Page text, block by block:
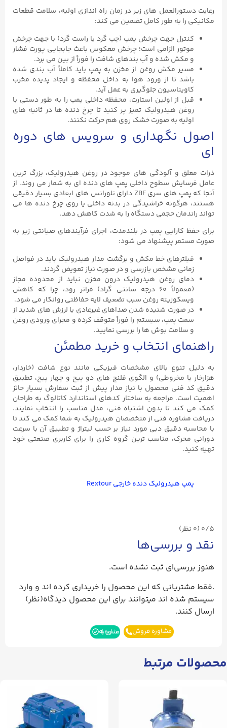
رعایت دستورالعمل ‌های زیر در زمان راه ‌اندازی اولیه، سلامت قطعات
مکانیکی را به طور کامل تضمین می ‌کند:
کنترل جهت چرخش پمپ (چپ ‌گرد یا راست ‌گرد) با جهت چرخش
موتور الزامی است؛ چرخش معکوس باعث جابجایی پورت فشار
و مکش شده و آب ‌بندهای شافت را فوراً از بین می ‌برد.
مسیر مکش روغن از مخزن به پمپ باید کاملاً آب ‌بندی شده
باشد تا از ورود هوا به داخل محفظه و ایجاد پدیده مخرب
کاویتاسیون جلوگیری به عمل آید.
قبل از اولین استارت، محفظه داخلی پمپ را به طور دستی با
روغن هیدرولیک تمیز پر کنید تا چرخ‌ دنده‌ ها در ثانیه ‌های
اولیه به صورت خشک روی هم حرکت نکنند.
اصول نگهداری و سرویس ‌های دوره
‌ای
ذرات معلق و آلودگی‌ های موجود در روغن هیدرولیک، بزرگ‌ ترین
عامل فرسایش سطوح داخلی پمپ ‌های دنده ‌ای به شمار می ‌روند. از
آنجا که پمپ‌ های سری ZBF دارای تلورانس‌ های ابعادی بسیار دقیقی
هستند، هرگونه خراشیدگی در بدنه داخلی یا روی چرخ ‌دنده‌ ها می
‌تواند راندمان حجمی دستگاه را به شدت کاهش دهد.
برای حفظ کارایی پمپ در بلندمدت، اجرای فرآیندهای صیانتی زیر به
صورت مستمر پیشنهاد می‌ شود:
فیلترهای خط مکش و برگشت مدار هیدرولیک باید در فواصل
زمانی مشخص بازرسی و در صورت نیاز تعویض گردند.
دمای روغن هیدرولیک درون مخزن نباید از محدوده مجاز
(معمولاً ۶۰ درجه سانتی ‌گراد) فراتر رود، چرا که کاهش
ویسکوزیته روغن سبب تضعیف لایه حفاظتی روانکار می‌ شود.
در صورت شنیده شدن صداهای غیرعادی یا لرزش‌ های شدید از
سمت پمپ، سیستم را فوراً متوقف کرده و مجرای ورودی روغن
و سلامت بوش ‌ها را بررسی نمایید.
راهنمای انتخاب و خرید مطمئن
به دلیل تنوع بالای مشخصات فیزیکی مانند نوع شافت (خاردار،
هزارخار یا مخروطی) و الگوی فلنج‌ های دو پیچ و چهار پیچ، تطبیق
دقیق کد فنی محصول با نیاز مدار پیش از ثبت سفارش بسیار حائز
اهمیت است. مراجعه به ساختار کدهای استاندارد کاتالوگ به طراحان
کمک می ‌کند تا بدون اشتباه فنی، مدل مناسب را انتخاب نمایند.
دریافت مشاوره فنی از متخصصان هیدرولیک به شما کمک می ‌کند تا
با محاسبه دقیق دبی مورد نیاز بر حسب لیتراژ و تطبیق آن با سرعت
دورانی محرک، مناسب ‌ترین گروه کاری را برای کاربری صنعتی خود
تهیه کنید.
پمپ هیدرولیک دنده خارجی Rextour
0/5 (۰ نظر)
نقد و بررسی‌ها
هنوز بررسی‌ای ثبت نشده است.
.فقط مشتریانی که این محصول را خریداری کرده اند و وارد
سیستم شده اند میتوانند برای این محصول دیدگاه(نظر)
ارسال کنند.
مشاوره فروش مشاوره بله
محصولات مرتبط